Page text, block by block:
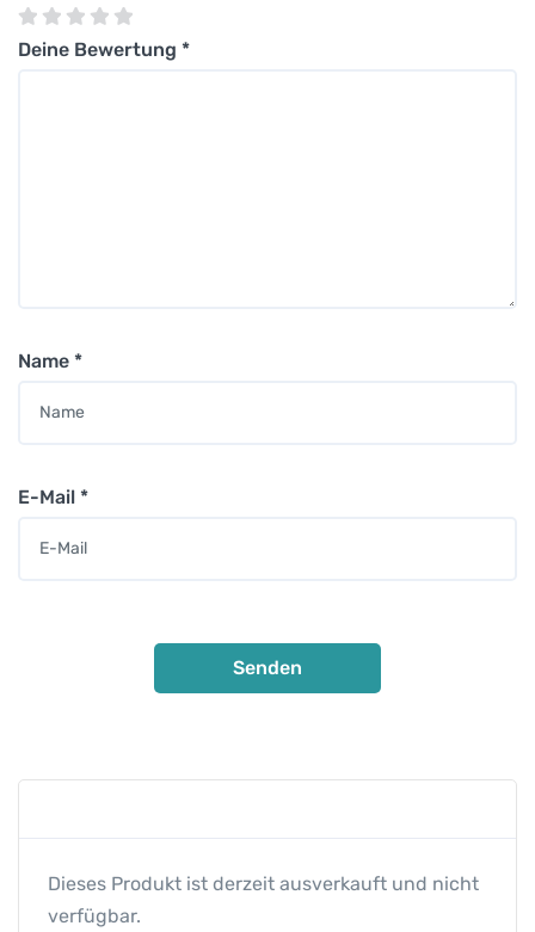
Deine Bewertung *
Name *
E-Mail *
Dieses Produkt ist derzeit ausverkauft und nicht
verfügbar.